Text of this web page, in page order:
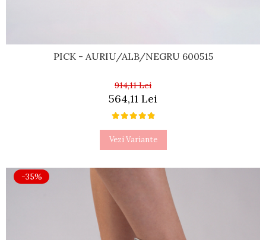
PICK - AURIU/ALB/NEGRU 600515
914,11 Lei
564,11 Lei
Vezi Variante
-35%